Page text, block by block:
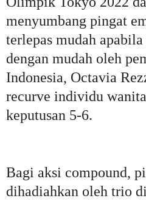
menyumbang pingat
terlepas mudah
dengan mudah oleh
Indonesia, Octavia
recurve individu
keputusan 5-6.
Bagi aksi compound,
dihadiahkan oleh trio